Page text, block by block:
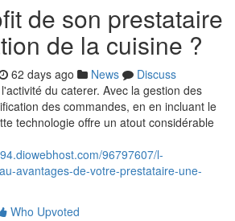
de son prestataire
de la cuisine ?
62 days ago News
Discuss
du caterer. Avec la gestion des
des commandes, en en incluant le
technologie offre un atout considérable
96797607/l-
avantages-de-votre-prestataire-une-
Who Upvoted